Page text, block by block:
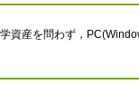
資産を問わず，